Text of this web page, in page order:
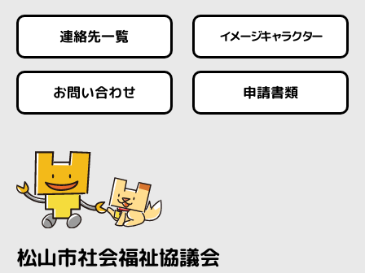
連絡先一覧 イメージキャラクター
お問い合わせ 申請書類
松山市社会福祉協議会